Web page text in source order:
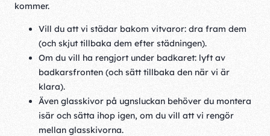
kommer.
Vill du att vi städar bakom vitvaror: dra fram dem
(och skjut tillbaka dem efter städningen).
Om du vill ha rengjort under badkaret: lyft av
badkarsfronten (och sätt tillbaka den när vi är
klara).
Även glasskivor på ugnsluckan behöver du montera
isär och sätta ihop igen, om du vill att vi rengör
mellan glasskivorna.